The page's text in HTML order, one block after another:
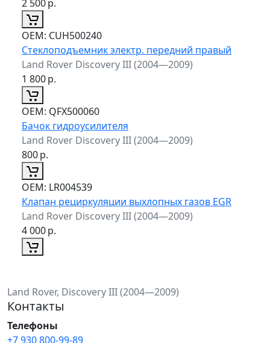
2 500р.
ОЕМ: CUH500240
Стеклоподъемник электр. передний правый
Land Rover Discovery III (2004—2009)
1 800р.
ОЕМ: QFX500060
Бачок гидроусилителя
Land Rover Discovery III (2004—2009)
800р.
ОЕМ: LR004539
Клапан рециркуляции выхлопных газов EGR
Land Rover Discovery III (2004—2009)
4 000р.
Land Rover, Discovery III (2004—2009)
Контакты
Телефоны
+7 930 800-99-89